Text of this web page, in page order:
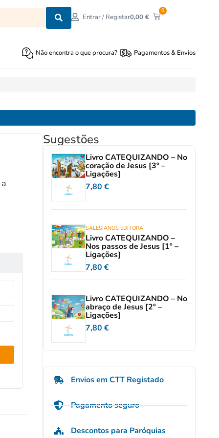
Entrar / Registar0,00€
0
Não encontra o que procura? Pagamentos & Envios
Sugestões
Livro CATEQUIZANDO – No
coração de Jesus [3º –
Ligações]
7,80 €
SALESIANOS EDITORA
Livro CATEQUIZANDO –
Nos passos de Jesus [1º –
Ligações]
7,80 €
Livro CATEQUIZANDO – No
abraço de Jesus [2º –
Ligações]
7,80 €
Envios em CTT Registado
Pagamento seguro
Descontos para Paróquias